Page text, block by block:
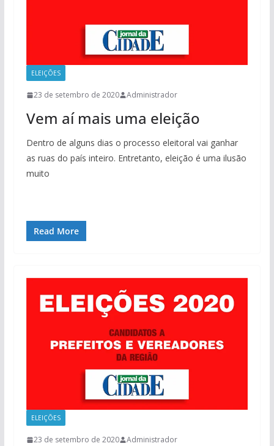
ELEIÇÕES
23 de setembro de 2020 Administrador
Vem aí mais uma eleição
Dentro de alguns dias o processo eleitoral vai ganhar
as ruas do país inteiro. Entretanto, eleição é uma ilusão
muito
Read More
ELEIÇÕES
23 de setembro de 2020 Administrador